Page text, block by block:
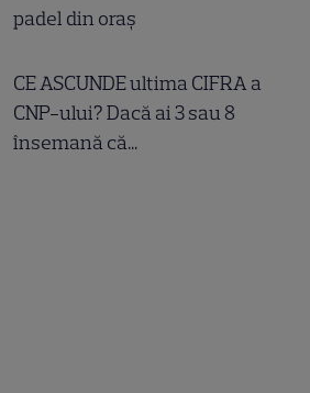
padel din oraș
CE ASCUNDE ultima CIFRA a
CNP-ului? Dacă ai 3 sau 8
însemană că...